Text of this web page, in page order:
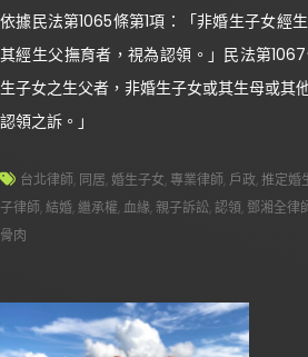
依據民法第1065條第1項：「非婚生子女經
其經生父撫育者，視為認領。」民法第
生子女之生父者，非婚生子女或其生母或其
認領之訴。」
台北律師, 同居,婚生子女, 專業律師, 戶政,推定婚
子律師,結婚,繼承權,血緣,親子訴訟,認領, 鄧湘全律
骨肉